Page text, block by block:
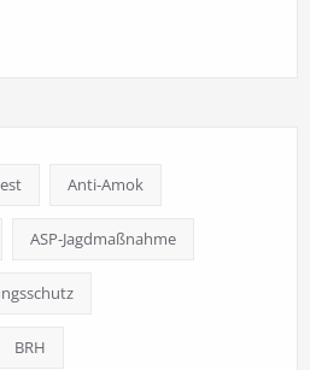
Anti-Amok
ASP-Jagdmaßnahme
BRH